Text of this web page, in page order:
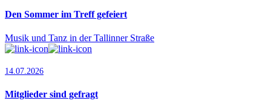
Den Sommer im Treff gefeiert
Musik und Tanz in der Tallinner Straße
14.07.2026
Mitglieder sind gefragt